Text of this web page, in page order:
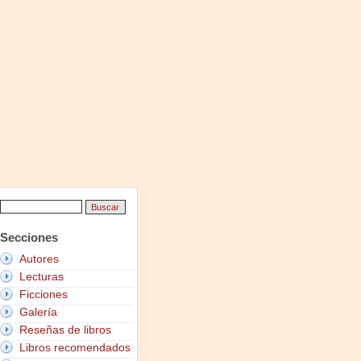
Secciones
Autores
Lecturas
Ficciones
Galería
Reseñas de libros
Libros recomendados